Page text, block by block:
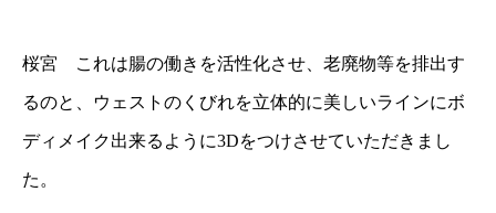
桜宮 これは腸の働きを活性化させ、老廃物等を排出す
るのと、ウェストのくびれを立体的に美しいラインにボ
ディメイク出来るように3Dをつけさせていただきまし
た。